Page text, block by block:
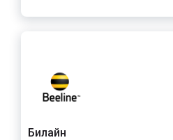
Билайн